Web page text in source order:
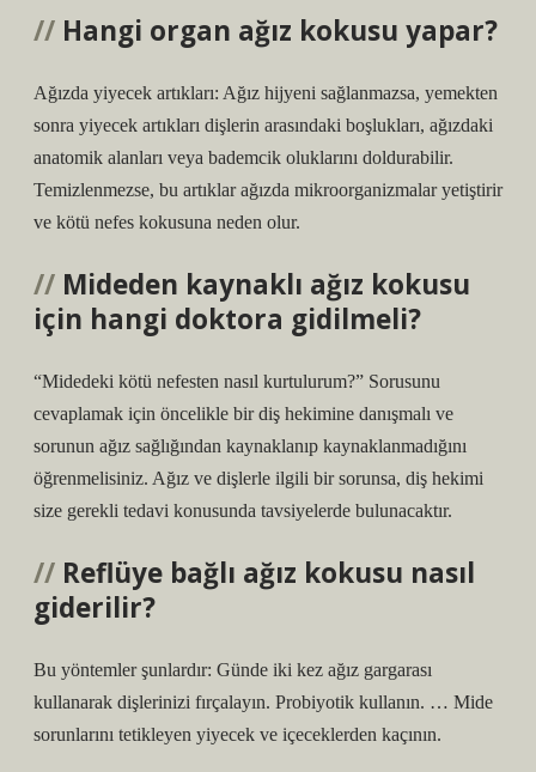
Hangi organ ağız kokusu yapar?
Ağızda yiyecek artıkları: Ağız hijyeni sağlanmazsa, yemekten
sonra yiyecek artıkları dişlerin arasındaki boşlukları, ağızdaki
anatomik alanları veya bademcik oluklarını doldurabilir.
Temizlenmezse, bu artıklar ağızda mikroorganizmalar yetiştirir
ve kötü nefes kokusuna neden olur.
Mideden kaynaklı ağız kokusu
için hangi doktora gidilmeli?
“Midedeki kötü nefesten nasıl kurtulurum?” Sorusunu
cevaplamak için öncelikle bir diş hekimine danışmalı ve
sorunun ağız sağlığından kaynaklanıp kaynaklanmadığını
öğrenmelisiniz. Ağız ve dişlerle ilgili bir sorunsa, diş hekimi
size gerekli tedavi konusunda tavsiyelerde bulunacaktır.
Reflüye bağlı ağız kokusu nasıl
giderilir?
Bu yöntemler şunlardır: Günde iki kez ağız gargarası
kullanarak dişlerinizi fırçalayın. Probiyotik kullanın. … Mide
sorunlarını tetikleyen yiyecek ve içeceklerden kaçının.